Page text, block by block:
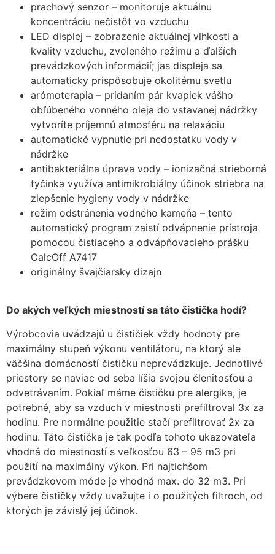
prachový senzor – monitoruje aktuálnu
koncentráciu nečistôt vo vzduchu
LED displej – zobrazenie aktuálnej vlhkosti a
kvality vzduchu, zvoleného režimu a ďalších
prevádzkových informácií; jas displeja sa
automaticky prispôsobuje okolitému svetlu
arómoterapia – pridaním pár kvapiek vášho
obľúbeného vonného oleja do vstavanej nádržky
vytvoríte príjemnú atmosféru na relaxáciu
automatické vypnutie pri nedostatku vody v
nádržke
antibakteriálna úprava vody – ionizačná strieborná
tyčinka využíva antimikrobiálny účinok striebra na
zlepšenie hygieny vody v nádržke
režim odstránenia vodného kameňa – tento
automatický program zaistí odvápnenie prístroja
pomocou čistiaceho a odvápňovacieho prášku
CalcOff A7417
originálny švajčiarsky dizajn
Do akých veľkých miestností sa táto čistička hodí?
Výrobcovia uvádzajú u čističiek vždy hodnoty pre
maximálny stupeň výkonu ventilátoru, na ktorý ale
väčšina domácností čističku neprevádzkuje. Jednotlivé
priestory se naviac od seba líšia svojou členitosťou a
odvetrávaním. Pokiaľ máme čističku pre alergika, je
potrebné, aby sa vzduch v miestnosti prefiltroval 3x za
hodinu. Pre normálne použitie stačí prefiltrovať 2x za
hodinu. Táto čistička je tak podľa tohoto ukazovateľa
vhodná do miestností s veľkosťou 63 – 95 m3 pri
použití na maximálny výkon. Pri najtichšom
prevádzkovom móde je vhodná max. do 32 m3. Pri
výbere čističky vždy uvažujte i o použitých filtroch, od
ktorých je závislý jej účinok.